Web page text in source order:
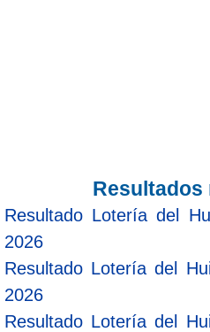
Resultados
Resultado Lotería del
2026
Resultado Lotería del
2026
Resultado Lotería del